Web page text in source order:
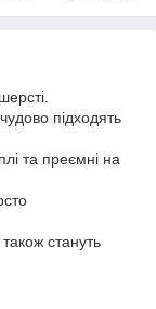
підходять
та преємні на
стануть